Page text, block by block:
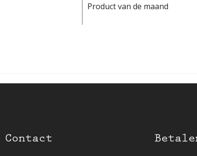
Product van de maand
Contact